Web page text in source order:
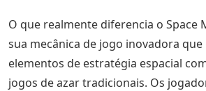
O que realmente diferencia o Space
sua mecânica de jogo inovadora
elementos de estratégia espacial
jogos de azar tradicionais. Os